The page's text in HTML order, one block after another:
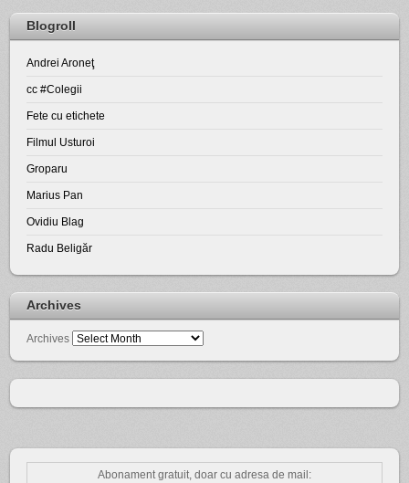
Blogroll
Andrei Aroneţ
cc #Colegii
Fete cu etichete
Filmul Usturoi
Groparu
Marius Pan
Ovidiu Blag
Radu Beligăr
Archives
Archives
Abonament gratuit, doar cu adresa de mail: